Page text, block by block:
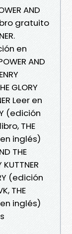
AND
gratuito
en
AND
GLORY
Leer en
(edición
THE
en inglés)
THE
(edición
THE
en inglés)